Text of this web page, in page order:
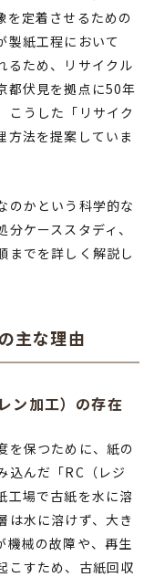
を定着させるための
製紙工程において
るため、リサイクル
都伏見を拠点に50年
こうした「リサイク
方法を提案していま
のかという科学的な
ケーススタディ、
までを詳しく解説し
主な理由
ン加工）の存在
を保つために、紙の
込んだ「RC（レジ
工場で古紙を水に溶
は水に溶けず、大き
機械の故障や、再生
こすため、古紙回収